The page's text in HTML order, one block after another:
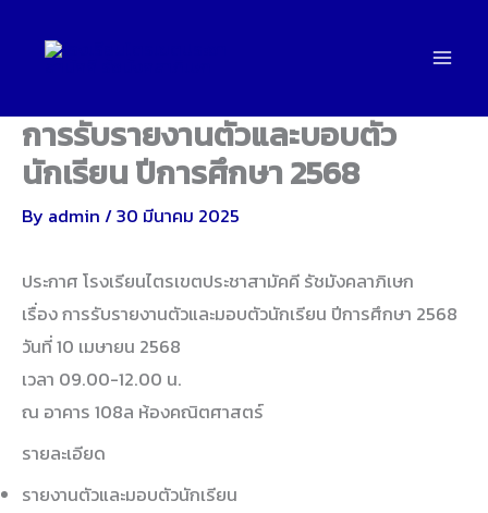
การรับรายงานตัวและบอบตัว
นักเรียน ปีการศึกษา 2568
By admin /30 มีนาคม 2025
ประกาศ โรงเรียนไตรเขตประชาสามัคคี รัชมังคลาภิเษก
เรื่อง การรับรายงานตัวและมอบตัวนักเรียน ปีการศึกษา 2568
วันที่ 10 เมษายน 2568
เวลา 09.00-12.00 น.
ณ อาคาร 108ล ห้องคณิตศาสตร์
รายละเอียด
รายงานตัวและมอบตัวนักเรียน